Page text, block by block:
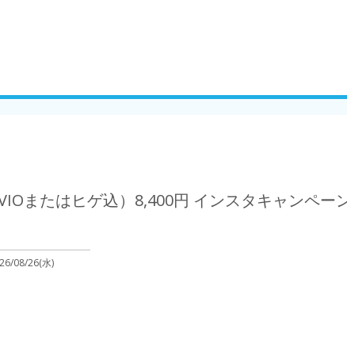
またはヒゲ込）8,400円 インスタキャンペー
08/26(水)